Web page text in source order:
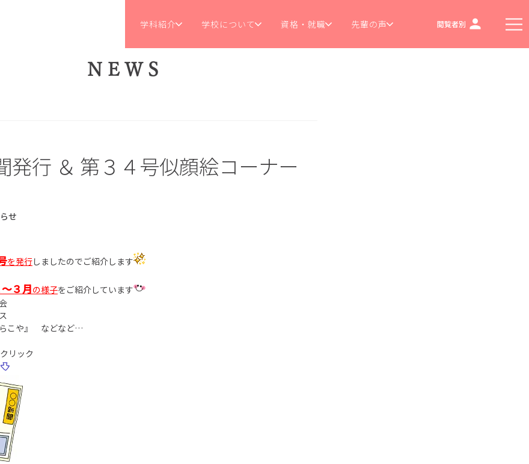
学科紹介 学校について 資格・就職 先輩の声 閲覧者別
NEWS
発行 ＆ 第３４号似顔絵コーナー
せ
を発行しましたのでご紹介します
～３月の様子をご紹介しています
こや』 などなど…
リック